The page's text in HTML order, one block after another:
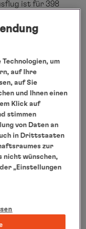
ist für 398
2 führt
Tage) von
Oman, Khor
Khalifa
und Abu
ist
An- und
um
auf Ihre
auf Sie
und Ihnen einen
Klick auf
stimmen
von Daten an
in Drittstaaten
zur
nicht wünschen,
„Einstellungen